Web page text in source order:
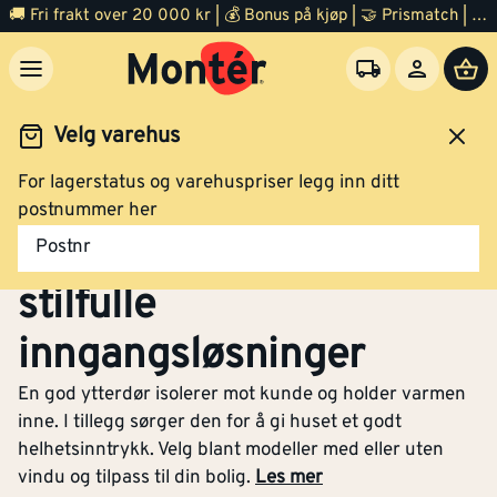
🚚 Fri frakt over 20 000 kr | 💰 Bonus på kjøp | 🤝 Prismatch | ⭐ 100% fornøyd garanti | 🏪 140 byggevarehus
Velg varehus
For lagerstatus og varehuspriser legg inn ditt
postnummer her
Postnr
Dør Ytterdør
Ytterdør - Isolerende og
stilfulle
inngangsløsninger
En god ytterdør isolerer mot kunde og holder varmen
inne. I tillegg sørger den for å gi huset et godt
helhetsinntrykk. Velg blant modeller med eller uten
vindu og tilpass til din bolig. Les mer